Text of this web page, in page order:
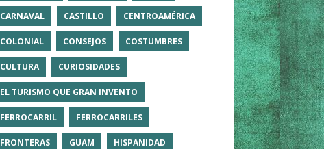
CARNAVAL CASTILLO CENTROAMÉRICA
COLONIAL CONSEJOS COSTUMBRES
CULTURA CURIOSIDADES
EL TURISMO QUE GRAN INVENTO
FERROCARRIL FERROCARRILES
FRONTERAS GUAM HISPANIDAD